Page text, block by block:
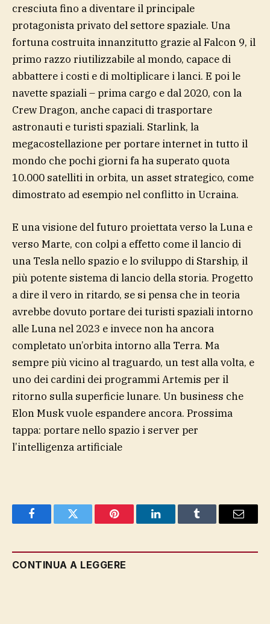
cresciuta fino a diventare il principale
protagonista privato del settore spaziale. Una
fortuna costruita innanzitutto grazie al Falcon 9, il
primo razzo riutilizzabile al mondo, capace di
abbattere i costi e di moltiplicare i lanci. E poi le
navette spaziali – prima cargo e dal 2020, con la
Crew Dragon, anche capaci di trasportare
astronauti e turisti spaziali. Starlink, la
megacostellazione per portare internet in tutto il
mondo che pochi giorni fa ha superato quota
10.000 satelliti in orbita, un asset strategico, come
dimostrato ad esempio nel conflitto in Ucraina.
E una visione del futuro proiettata verso la Luna e
verso Marte, con colpi a effetto come il lancio di
una Tesla nello spazio e lo sviluppo di Starship, il
più potente sistema di lancio della storia. Progetto
a dire il vero in ritardo, se si pensa che in teoria
avrebbe dovuto portare dei turisti spaziali intorno
alle Luna nel 2023 e invece non ha ancora
completato un’orbita intorno alla Terra. Ma
sempre più vicino al traguardo, un test alla volta, e
uno dei cardini dei programmi Artemis per il
ritorno sulla superficie lunare. Un business che
Elon Musk vuole espandere ancora. Prossima
tappa: portare nello spazio i server per
l’intelligenza artificiale
FacebookTwitter Pinterest LinkedInTumblr Email
CONTINUA A LEGGERE